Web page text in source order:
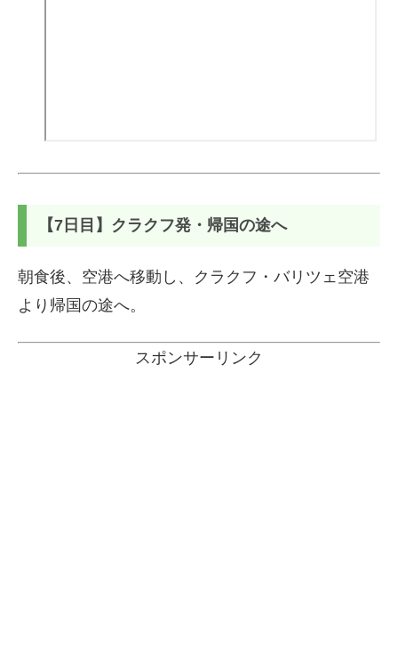
【7日目】クラクフ発・帰国の途へ
朝食後、空港へ移動し、クラクフ・バリツェ空港
より帰国の途へ。
スポンサーリンク